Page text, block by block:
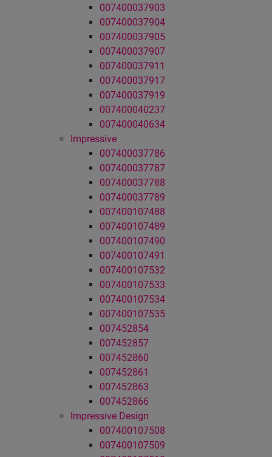
007400037903
007400037904
007400037905
007400037907
007400037911
007400037917
007400037919
007400040237
007400040634
Impressive
007400037786
007400037787
007400037788
007400037789
007400107488
007400107489
007400107490
007400107491
007400107532
007400107533
007400107534
007400107535
007452854
007452857
007452860
007452861
007452863
007452866
Impressive Design
007400107508
007400107509